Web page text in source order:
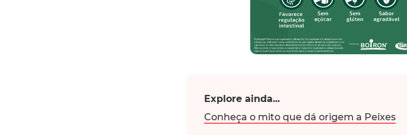
Explore ainda...
Conheça o mito que dá origem a Peixes